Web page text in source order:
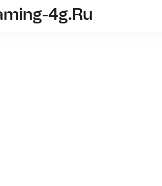
videokarta-msi-gtx-970-gaming-
4g.ru